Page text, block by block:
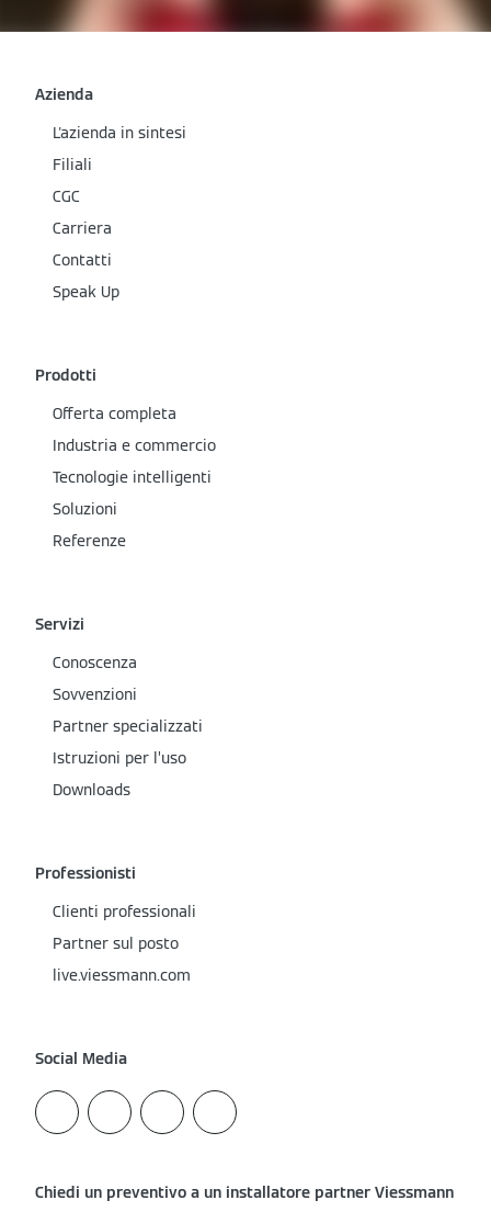
Azienda
L'azienda in sintesi
Filiali
CGC
Carriera
Contatti
Speak Up
Prodotti
Offerta completa
Industria e commercio
Tecnologie intelligenti
Soluzioni
Referenze
Servizi
Conoscenza
Sovvenzioni
Partner specializzati
Istruzioni per l’uso
Downloads
Professionisti
Clienti professionali
Partner sul posto
live.viessmann.com
Social Media
Chiedi un preventivo a un installatore partner Viessmann